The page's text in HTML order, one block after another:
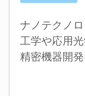
ナノテクノ
工学や応用
精密機器開発